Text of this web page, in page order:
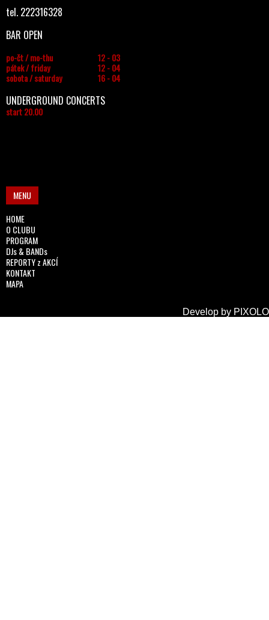
tel. 222316328
BAR OPEN
po-čt / mo-thu
12 - 03
pátek / friday
12 - 04
sobota / saturday
16 - 04
UNDERGROUND CONCERTS
start 20.00
MENU
HOME
O CLUBU
PROGRAM
DJs & BANDs
REPORTY z AKCÍ
KONTAKT
MAPA
Develop by PIXOLO